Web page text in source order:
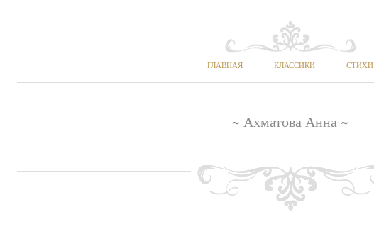
ГЛАВНАЯ КЛАССИКИ СТИХИ
~ Ахматова Анна ~